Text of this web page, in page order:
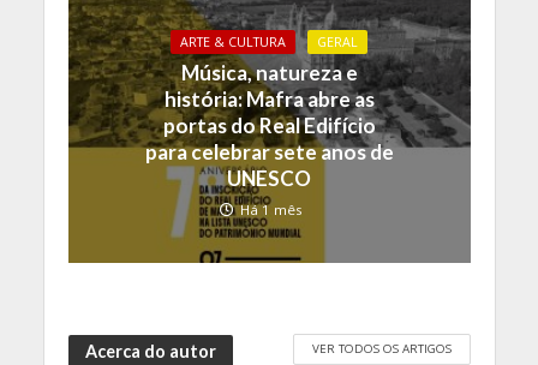
ARTE & CULTURA GERAL
Música, natureza e
história: Mafra abre as
portas do Real Edifício
para celebrar sete anos de
UNESCO
Há 1 mês
Acerca do autor VER TODOS OS ARTIGOS